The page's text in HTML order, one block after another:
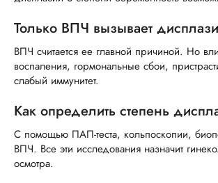
Только ВПЧ вызывает
ВПЧ считается ее главной причиной. Но
воспаления, гормональные сбои,
слабый иммунитет.
Как определить степень
С помощью ПАП-теста, кольпоскопии,
ВПЧ. Все эти исследования назначит
осмотра.